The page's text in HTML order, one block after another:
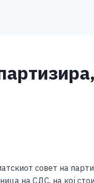
совет на
на СДС, на кој